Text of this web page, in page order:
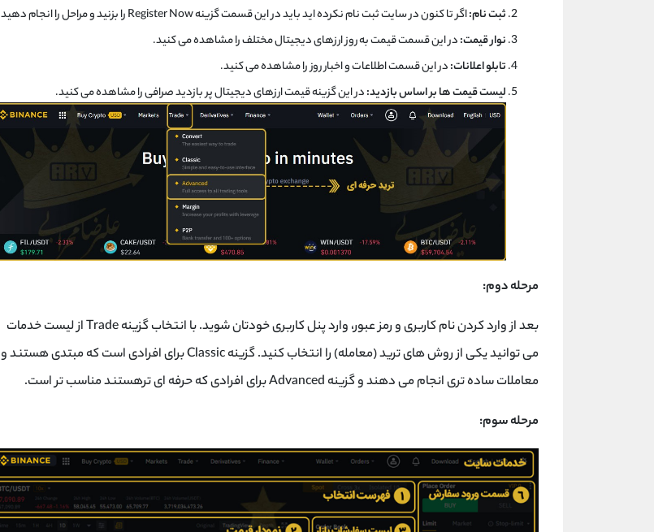
ثبت نام:اگر تا کنون در سایت ثبت نام نکرده اید باید در این قسمت گزینه Register Now را بزنید و مراحل را انجام دهید
نوار قیمت:در این قسمت قیمت به روز ارزهای دیجیتال مختلف را مشاهده می کنید.
تابلو اعلانات:در این قسمت اطلاعات و اخبار روز را مشاهده می کنید.
لیست قیمت ها بر اساس بازدید:در این گزینه قیمت ارزهای دیجیتال پر بازدید صرافی را مشاهده می کنید.
مرحله دوم:
بعد از وارد کردن نام کاربری و رمز عبور، وارد پنل کاربری خودتان شوید. با انتخاب گزینه Trade از لیست خدمات
می توانید یکی از روش های ترید (معامله) را انتخاب کنید. گزینه Classic برای افرادی است که مبتدی هستند و
معاملات ساده تری انجام می دهند و گزینه Advanced برای افرادی که حرفه ای ترهستند مناسب تر است.
مرحله سوم: